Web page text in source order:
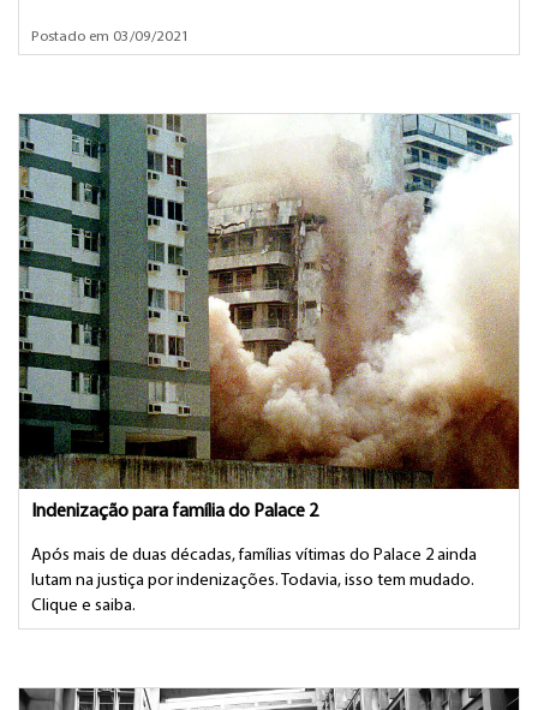
Postado em 03/09/2021
Indenização para família do Palace 2
Após mais de duas décadas, famílias vítimas do Palace 2 ainda
lutam na justiça por indenizações. Todavia, isso tem mudado.
Clique e saiba.